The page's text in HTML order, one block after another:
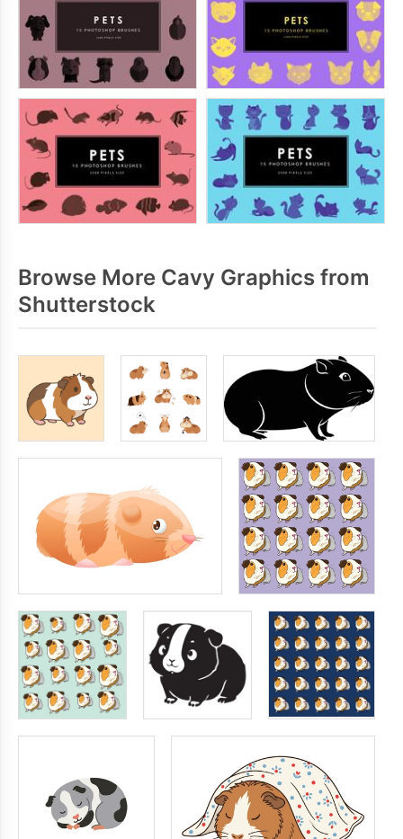
Browse More Cavy Graphics from
Shutterstock